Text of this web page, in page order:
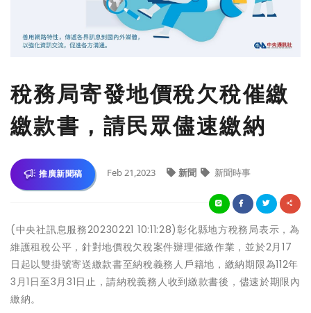
稅務局寄發地價稅欠稅催繳
繳款書，請民眾儘速繳納
推廣新聞稿 Feb 21,2023 新聞 新聞時事
(中央社訊息服務20230221 10:11:28)彰化縣地方稅務局表示，為
維護租稅公平，針對地價稅欠稅案件辦理催繳作業，並於2月17
日起以雙掛號寄送繳款書至納稅義務人戶籍地，繳納期限為112年
3月1日至3月31日止，請納稅義務人收到繳款書後，儘速於期限內
繳納。